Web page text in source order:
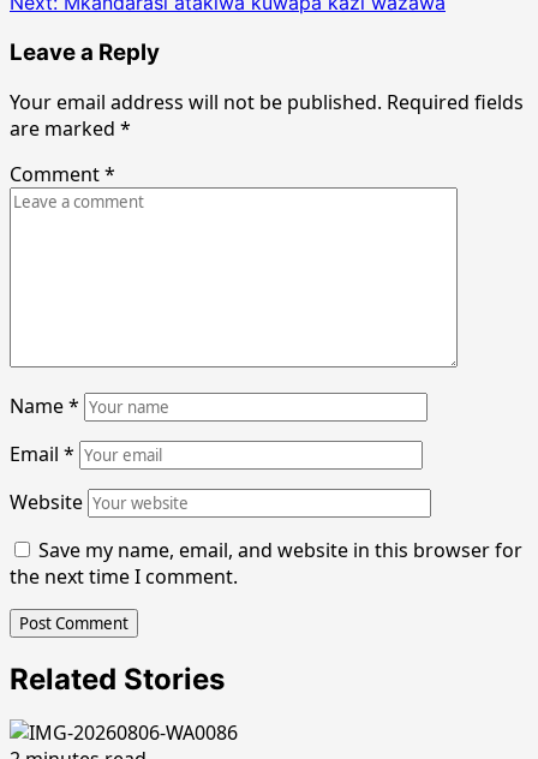
Leave a Reply
Your email address will not be published. Required fields
are marked *
Comment*
Name*
Email *
Website
Save my name, email, and website in this browser for
the next time I comment.
Related Stories